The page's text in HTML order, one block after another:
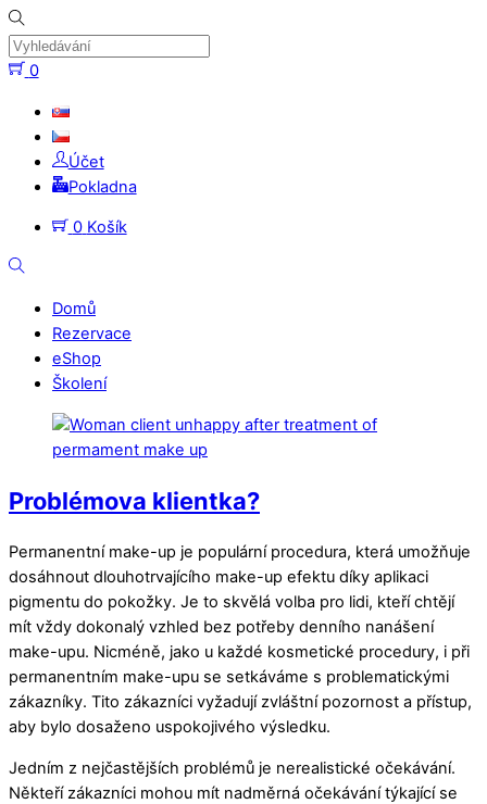
Přeskočit
na
obsah
0
Účet
Pokladna
0 Košík
Vyhledávání
Domů
Rezervace
eShop
Školení
nabídku
Problémova klientka?
Permanentní make-up je populární procedura, která umožňuje
dosáhnout dlouhotrvajícího make-up efektu díky aplikaci
pigmentu do pokožky. Je to skvělá volba pro lidi, kteří chtějí
mít vždy dokonalý vzhled bez potřeby denního nanášení
make-upu. Nicméně, jako u každé kosmetické procedury, i při
permanentním make-upu se setkáváme s problematickými
zákazníky. Tito zákazníci vyžadují zvláštní pozornost a přístup,
aby bylo dosaženo uspokojivého výsledku.
Jedním z nejčastějších problémů je nerealistické očekávání.
Někteří zákazníci mohou mít nadměrná očekávání týkající se